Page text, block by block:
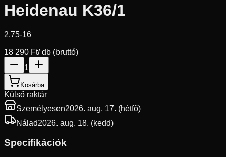
Heidenau K36/1
2.75-16
18 290 Ft/ db (bruttó)
1
Kosárba
Külső raktár
Személyesen2026. aug. 17. (hétfő)
Nálad2026. aug. 18. (kedd)
Specifikációk